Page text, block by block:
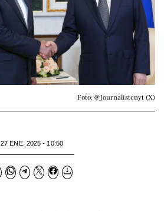
Foto: @Journalistcnyt (X)
27 ENE. 2025 - 10:50